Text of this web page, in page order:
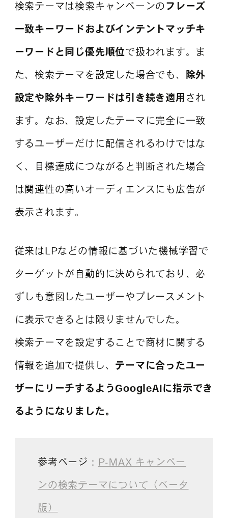
検索テーマは検索キャンペーンの フレーズ
一致キーワードおよびインテントマッチキ
ーワードと同じ優先順位で扱われます。ま
た、検索テーマを設定した場合でも、 除外
設定や除外キーワードは引き続き適用 され
ます。なお、設定したテーマに完全に一致
するユーザーだけに配信されるわけではな
く、目標達成につながると判断された場合
は関連性の高いオーディエンスにも広告が
表示されます。
従来はLPなどの情報に基づいた機械学習で
ターゲットが自動的に決められており、必
ずしも意図したユーザーやプレースメント
に表示できるとは限りませんでした。
検索テーマを設定することで商材に関する
情報を追加で提供し、 テーマに合ったユー
ザーにリーチするようGoogleAIに指示でき
るようになりました。
参考ページ： P-MAX キャンペー
ンの検索テーマについて（ベータ
版）